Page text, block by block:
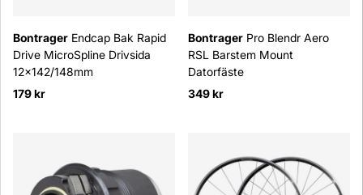
Bontrager Endcap Bak Rapid
Drive MicroSpline Drivsida
12x142/148mm
179 kr
Bontrager Pro Blendr Aero
RSL Barstem Mount
Datorfäste
349 kr